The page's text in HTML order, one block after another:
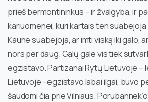
prieš bermontininkus – ir žvalgyba, ir
kariuomenei, kuri kartais ten
Kaune suabejoja, ar imti viską iki galo,
nors per daug. Galų gale vis tiek
egzistavo. Partizanai Rytų Lietuvoje –
Lietuvoje –egzistavo labai ilgai, buvo
šaudomi čia prie Vilniaus.